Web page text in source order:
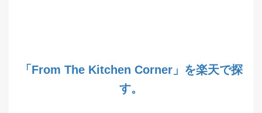
「From The Kitchen Corner」を楽天で探
す。